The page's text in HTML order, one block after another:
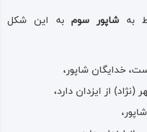
که از نام آن پیداست، بزرگترین
شده است.
ایزدی» را از اهورامزدا که در
می کند. در سمت راست
به شاپور سومبه این شکل
خدایگان شاپور،
(نژاد) از ایزدان دارد،